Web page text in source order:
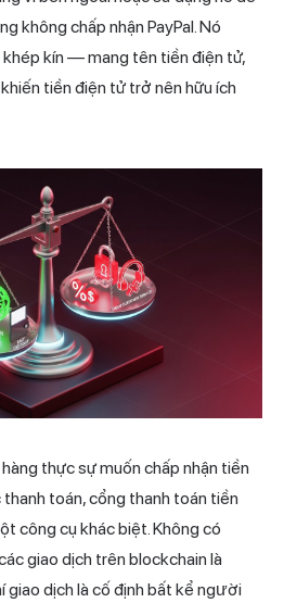
không chấp nhận PayPal. Nó
kín — mang tên tiền điện tử,
tiền điện tử trở nên hữu ích
thực sự muốn chấp nhận tiền
toán,cổng thanh toán tiền
công cụ khác biệt. Không có
giao dịch trên blockchain là
giao dịch là cố định bất kể người